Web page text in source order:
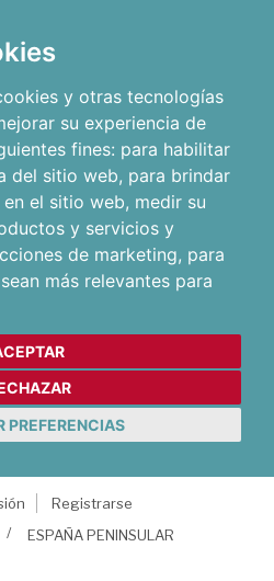
y otras tecnologías
su experiencia de
fines: para habilitar
del sitio web, para brindar
el sitio web, medir su
y servicios y
de marketing, para
más relevantes para
PREFERENCIAS
Registrarse
ESPAÑA PENINSULAR